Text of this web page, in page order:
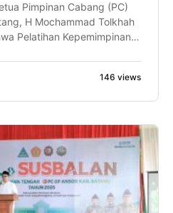
Pimpinan Cabang (PC)
H Mochammad Tolkhah
Pelatihan Kepemimpinan
dan kemampuan
Banser Lanjutan
146 views